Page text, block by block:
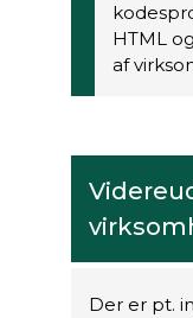
HTML
af
Der er pt.